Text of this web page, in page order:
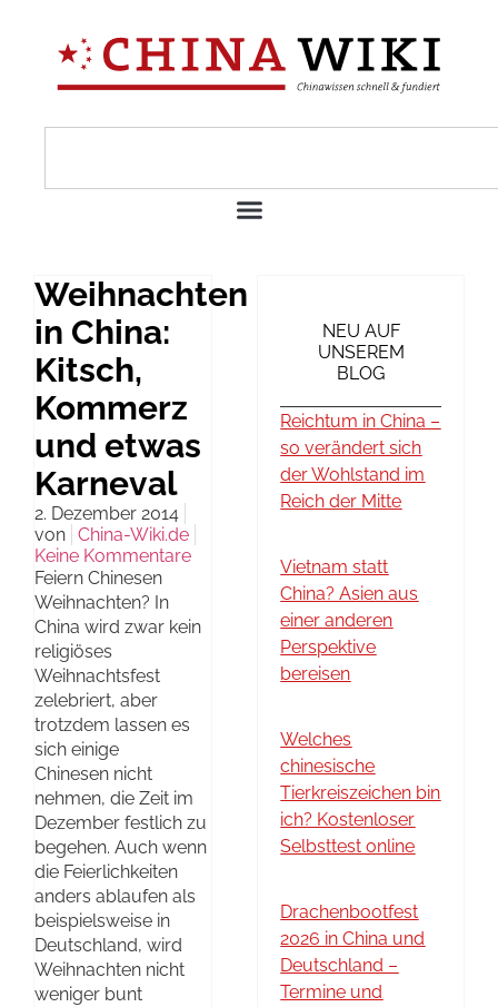
Weihnachten
in China:
Kitsch,
Kommerz
und etwas
Karneval
2. Dezember 2014
von China-Wiki.de
Keine Kommentare
Feiern Chinesen
Weihnachten? In
China wird zwar kein
religiöses
Weihnachtsfest
zelebriert, aber
trotzdem lassen es
sich einige
Chinesen nicht
nehmen, die Zeit im
Dezember festlich zu
begehen. Auch wenn
die Feierlichkeiten
anders ablaufen als
beispielsweise in
Deutschland, wird
Weihnachten nicht
weniger bunt
NEU AUF
UNSEREM
BLOG
Reichtum in China –
so verändert sich
der Wohlstand im
Reich der Mitte
Vietnam statt
China? Asien aus
einer anderen
Perspektive
bereisen
Welches
chinesische
Tierkreiszeichen bin
ich? Kostenloser
Selbsttest online
Drachenbootfest
2026 in China und
Deutschland –
Termine und